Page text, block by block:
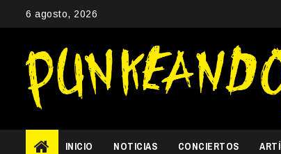
6 agosto, 2026
INICIO NOTICIAS CONCIERTOS